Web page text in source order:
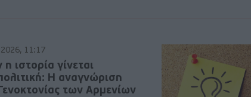
11:17
η ιστορία γίνεται
Η αναγνώριση
των Αρμενίων